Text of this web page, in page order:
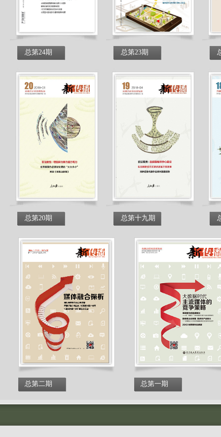
总第24期 总第23期
总第20期 总第十九期
总第二期 总第一期